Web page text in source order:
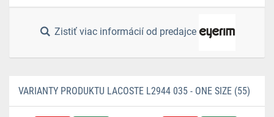
Zistiť viac informácií od predajce
VARIANTY PRODUKTU LACOSTE L2944 035 - ONE SIZE (55)